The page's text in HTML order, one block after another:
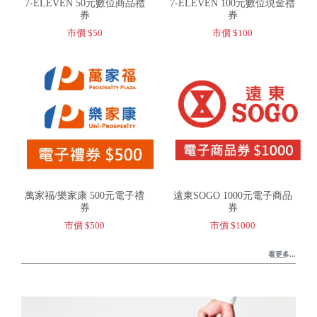
7-ELEVEN 50元數位商品禮
券
市價 $50
7-ELEVEN 100元數位現金禮
券
市價 $100
萬家福/樂家康 500元電子禮
券
市價 $500
遠東SOGO 1000元電子商品
券
市價 $1000
看更多...